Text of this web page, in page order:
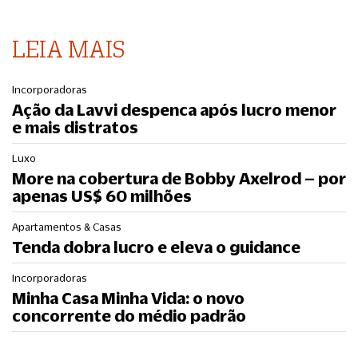
LEIA MAIS
Incorporadoras
Ação da Lavvi despenca após lucro menor
e mais distratos
Luxo
More na cobertura de Bobby Axelrod – por
apenas US$ 60 milhões
Apartamentos & Casas
Tenda dobra lucro e eleva o guidance
Incorporadoras
Minha Casa Minha Vida: o novo
concorrente do médio padrão